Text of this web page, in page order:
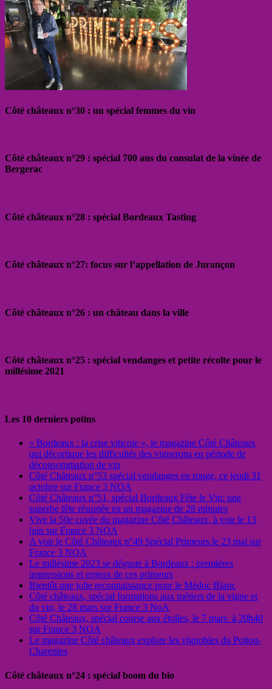
Côté châteaux n°30 : un spécial femmes du vin
Côté châteaux n°29 : spécial 700 ans du consulat de la vinée de
Bergerac
Côté châteaux n°28 : spécial Bordeaux Tasting
Côté châteaux n°27: focus sur l’appellation de Jurançon
Côté châteaux n°26 : un château dans la ville
Côté châteaux n°25 : spécial vendanges et petite récolte pour le
millésime 2021
Les 10 derniers potins
« Bordeaux : la crise viticole », le magazine Côté Châteaux
qui décortique les difficultés des vignerons en période de
déconsommation de vin
Côté Châteaux n°53 spécial vendanges en rouge, ce jeudi 31
octobre sur France 3 NOA
Côté Châteaux n°51, spécial Bordeaux Fête le Vin: une
superbe fête résumée en un magazine de 28 minutes
Vive la 50e cuvée du magazine Côté Châteaux, à voir le 13
juin sur France 3 NOA
A voir le Côté Châteaux n°49 Spécial Primeurs le 23 mai sur
France 3 NOA
Le millésime 2023 se déguste à Bordeaux : premières
impressions et enjeux de ces primeurs
Bientôt une jolie reconnaissance pour le Médoc Blanc
Côté châteaux, spécial formations aux métiers de la vigne et
du vin, le 28 mars sur France 3 NoA
Côté Châteaux, spécial course aux étoiles, le 7 mars à 20h40
sur France 3 NOA
Le magazine Côté châteaux explore les vignobles du Poitou-
Charentes
Côté châteaux n°24 : spécial boom du bio